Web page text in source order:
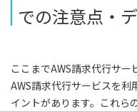
での注意点・
ここまでAWS請求代行サー
AWS請求代行サービスを
イントがあります。これら